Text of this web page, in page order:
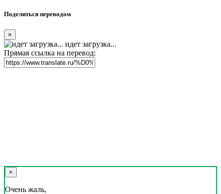
Поделиться переводом
×
идет загрузка...
Прямая ссылка на перевод:
×
Очень жаль,